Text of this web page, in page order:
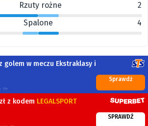
Rzuty rożne
2
Spalone 4
golem w meczu Ekstraklasy i
18+
Sprawdź
z kodem LEGALSPORT
SPRAWDŹ